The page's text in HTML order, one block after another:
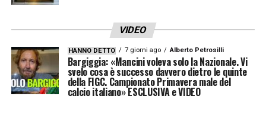
VIDEO
HANNO DETTO 7 giorni ago Alberto Petrosilli
Bargiggia: «Mancini voleva solo la Nazionale. Vi
svelo cosa è successo davvero dietro le quinte
della FIGC. Campionato Primavera male del
calcio italiano» ESCLUSIVA e VIDEO